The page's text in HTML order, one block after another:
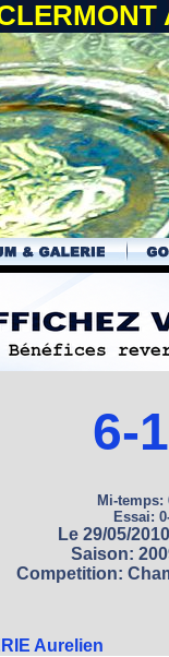
6-
Mi-temps:
Essai:
Le 29/05/
Saison:
Competition:
Aurelien